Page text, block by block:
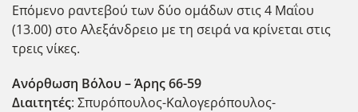
Επόμενο ραντεβού των δύο ομάδων στις 4 Μαΐου
(13.00) στο Αλεξάνδρειο με τη σειρά να κρίνεται στις
τρεις νίκες.
Ανόρθωση Βόλου – Άρης 66-59
Διαιτητές: Σπυρόπουλος-Καλογερόπουλος-